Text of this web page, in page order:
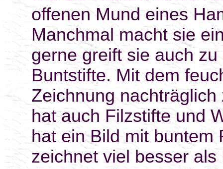
offenen Mund eines
Manchmal macht sie
gerne greift sie auch
Buntstifte. Mit dem
Zeichnung
hat auch Filzstifte und
hat ein Bild mit buntem
zeichnet viel besser